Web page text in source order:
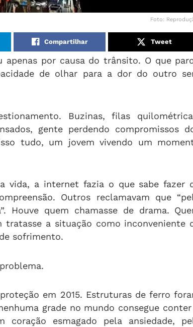
Foto:
Compartilhar Tweet
apenas por causa do trânsito. O que
de olhar para a dor do outro
Buzinas, filas
gente perdendo compromissos
tudo, um jovem vivendo um
vida, a internet fazia o que sabe fazer
Outros reclamavam que
Houve quem chamasse de drama.
tratasse a situação como inconveniente
sofrimento.
em 2015. Estruturas de ferro
grade no mundo consegue
esmagado pela ansiedade,